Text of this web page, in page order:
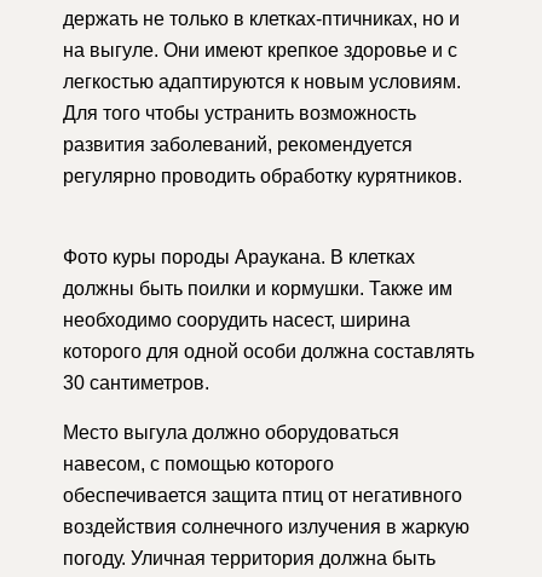
держать не только в клетках-птичниках, но и
на выгуле. Они имеют крепкое здоровье и с
легкостью адаптируются к новым условиям.
Для того чтобы устранить возможность
развития заболеваний, рекомендуется
регулярно проводить обработку курятников.
Фото куры породы Араукана. В клетках
должны быть поилки и кормушки. Также им
необходимо соорудить насест, ширина
которого для одной особи должна составлять
30 сантиметров.
Место выгула должно оборудоваться
навесом, с помощью которого
обеспечивается защита птиц от негативного
воздействия солнечного излучения в жаркую
погоду. Уличная территория должна быть